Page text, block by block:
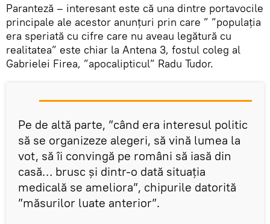
Paranteză – interesant este că una dintre portavocile
principale ale acestor anunțuri prin care ” ”populația
era speriată cu cifre care nu aveau legătură cu
realitatea” este chiar la Antena 3, fostul coleg al
Gabrielei Firea, ”apocalipticul” Radu Tudor.
Pe de altă parte, ”când era interesul politic
să se organizeze alegeri, să vină lumea la
vot, să îi convingă pe români să iasă din
casă… brusc și dintr-o dată situația
medicală se ameliora”, chipurile datorită
”măsurilor luate anterior”.